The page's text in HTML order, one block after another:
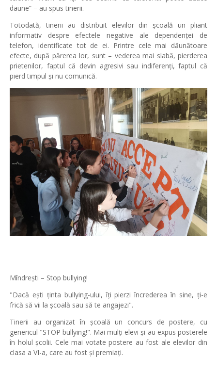
daune” – au spus tinerii.
Totodată, tinerii au distribuit elevilor din școală un pliant
informativ despre efectele negative ale dependenței de
telefon, identificate tot de ei. Printre cele mai dăunătoare
efecte, după părerea lor, sunt – vederea mai slabă, pierderea
prietenilor, faptul că devin agresivi sau indiferenți, faptul că
pierd timpul și nu comunică.
Mîndrești – Stop bullying!
"Dacă ești ținta bullying-ului, îți pierzi încrederea în sine, ți-e
frică să vii la școală sau să te angajezi".
Tinerii au organizat în școală un concurs de postere, cu
genericul "STOP bullying!". Mai mulți elevi și-au expus posterele
în holul școlii. Cele mai votate postere au fost ale elevilor din
clasa a VI-a, care au fost și premiați.